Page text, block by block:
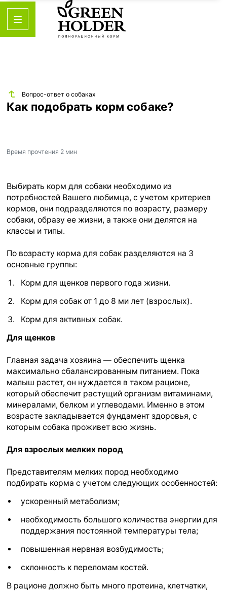
Вопрос-ответ о собаках
Как подобрать корм собаке?
Время прочтения 2 мин
Выбирать корм для собаки необходимо из
потребностей Вашего любимца, с учетом критериев
кормов, они подразделяются по возрасту, размеру
собаки, образу ее жизни, а также они делятся на
классы и типы.
По возрасту корма для собак разделяются на 3
основные группы:
Корм для щенков первого года жизни.
Корм для собак от 1 до 8 ми лет (взрослых).
Корм для активных собак.
Для щенков
Главная задача хозяина — обеспечить щенка
максимально сбалансированным питанием. Пока
малыш растет, он нуждается в таком рационе,
который обеспечит растущий организм витаминами,
минералами, белком и углеводами. Именно в этом
возрасте закладывается фундамент здоровья, с
которым собака проживет всю жизнь.
Для взрослых мелких пород
Представителям мелких пород необходимо
подбирать корма с учетом следующих особенностей:
ускоренный метаболизм;
необходимость большого количества энергии для
поддержания постоянной температуры тела;
повышенная нервная возбудимость;
склонность к переломам костей.
В рационе должно быть много протеина, клетчатки,